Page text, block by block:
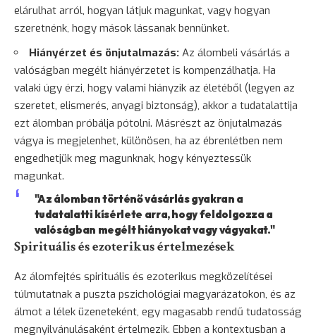
elárulhat arról, hogyan látjuk magunkat, vagy hogyan
szeretnénk, hogy mások lássanak bennünket.
Hiányérzet és önjutalmazás: Az álombeli vásárlás a
valóságban megélt hiányérzetet is kompenzálhatja. Ha
valaki úgy érzi, hogy valami hiányzik az életéből (legyen az
szeretet, elismerés, anyagi biztonság), akkor a tudatalattija
ezt álomban próbálja pótolni. Másrészt az önjutalmazás
vágya is megjelenhet, különösen, ha az ébrenlétben nem
engedhetjük meg magunknak, hogy kényeztessük
magunkat.
"Az álomban történő vásárlás gyakran a
tudatalatti kísérlete arra, hogy feldolgozza a
valóságban megélt hiányokat vagy vágyakat."
Spirituális és ezoterikus értelmezések
Az álomfejtés spirituális és ezoterikus megközelítései
túlmutatnak a puszta pszichológiai magyarázatokon, és az
álmot a lélek üzeneteként, egy magasabb rendű tudatosság
megnyilvánulásaként értelmezik. Ebben a kontextusban a